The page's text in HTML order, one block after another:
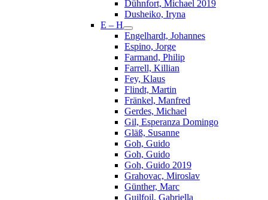
Dühnfort, Michael 2019
Dusheiko, Iryna
E – H
Engelhardt, Johannes
Espino, Jorge
Farmand, Philip
Farrell, Killian
Fey, Klaus
Flindt, Martin
Fränkel, Manfred
Gerdes, Michael
Gil, Esperanza Domingo
Gläß, Susanne
Goh, Guido
Goh, Guido
Goh, Guido 2019
Grahovac, Miroslav
Günther, Marc
Guilfoil, Gabriella